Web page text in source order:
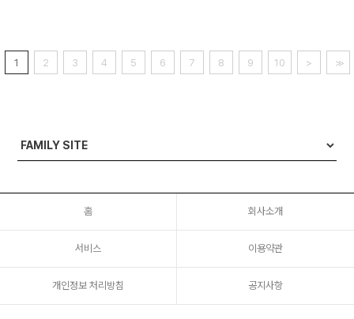
1 2 3 4 5 6 7 8 9 10 > >>
홈 회사소개
서비스 이용약관
개인정보 처리방침 공지사항